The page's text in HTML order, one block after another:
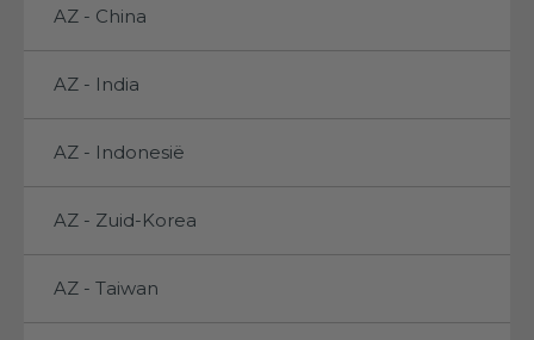
AZ - China
AZ - India
AZ - Indonesië
AZ - Zuid-Korea
AZ - Taiwan